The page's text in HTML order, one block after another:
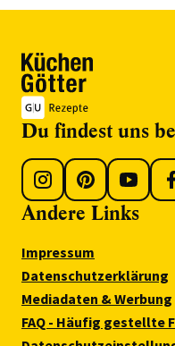
Du findest uns
Andere Links
Impressum
Datenschutzerklärung
Mediadaten & Werbung
FAQ - Häufig gestellte